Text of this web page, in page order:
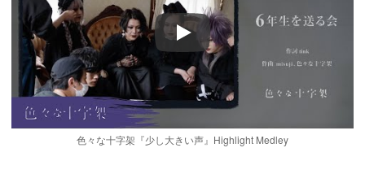
Play
色々な十字架『少し大きい声』Highlight Medley